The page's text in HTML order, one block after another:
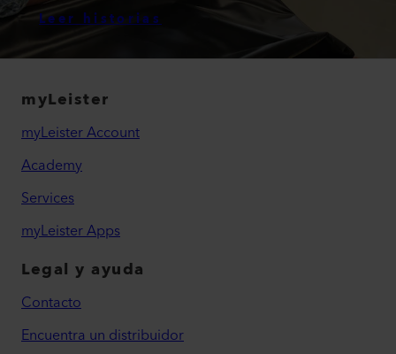
Leer historias
myLeister
myLeister Account
Academy
Services
myLeister Apps
Legal y ayuda
Contacto
Encuentra un distribuidor